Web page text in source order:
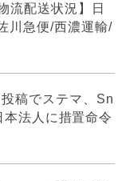
流配送状況】日
川急便/西濃運輸/
稿でステマ、Sn
法人に措置命令